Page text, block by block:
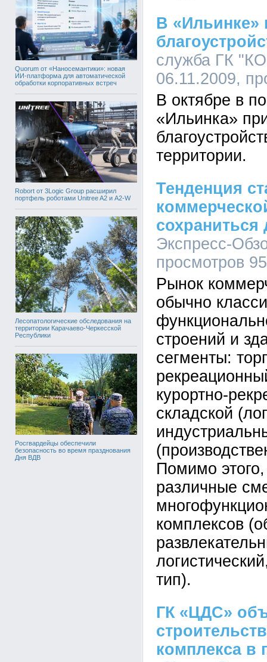
Quorum от «Наносемантики»: новая
ИИ-платформа для автоматической
обработки корпоративных встреч
Robort от 3Logic Group расширил
портфель роботами Unitree A2 и A2-W
Лесопатологические обследования на
территории Карачаево-Черкесской
Республики
Росгвардейцы обеспечили
безопасность во время празднования
Дня ВДВ
В «Ильинке»
служба ГК
06.11.2009,
В октябре в
«Ильинка»
территории.
Тенденция
сохраниться
Экспресс-
просмотров
Рынок
обычно
строений и
сегменты:
курортно-
складской
Помимо
различные
комплексов
тип).
ГК «ЦДС»
комплекса в